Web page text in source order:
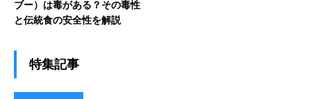
ブー）は毒がある？その毒性
と伝統食の安全性を解説
特集記事